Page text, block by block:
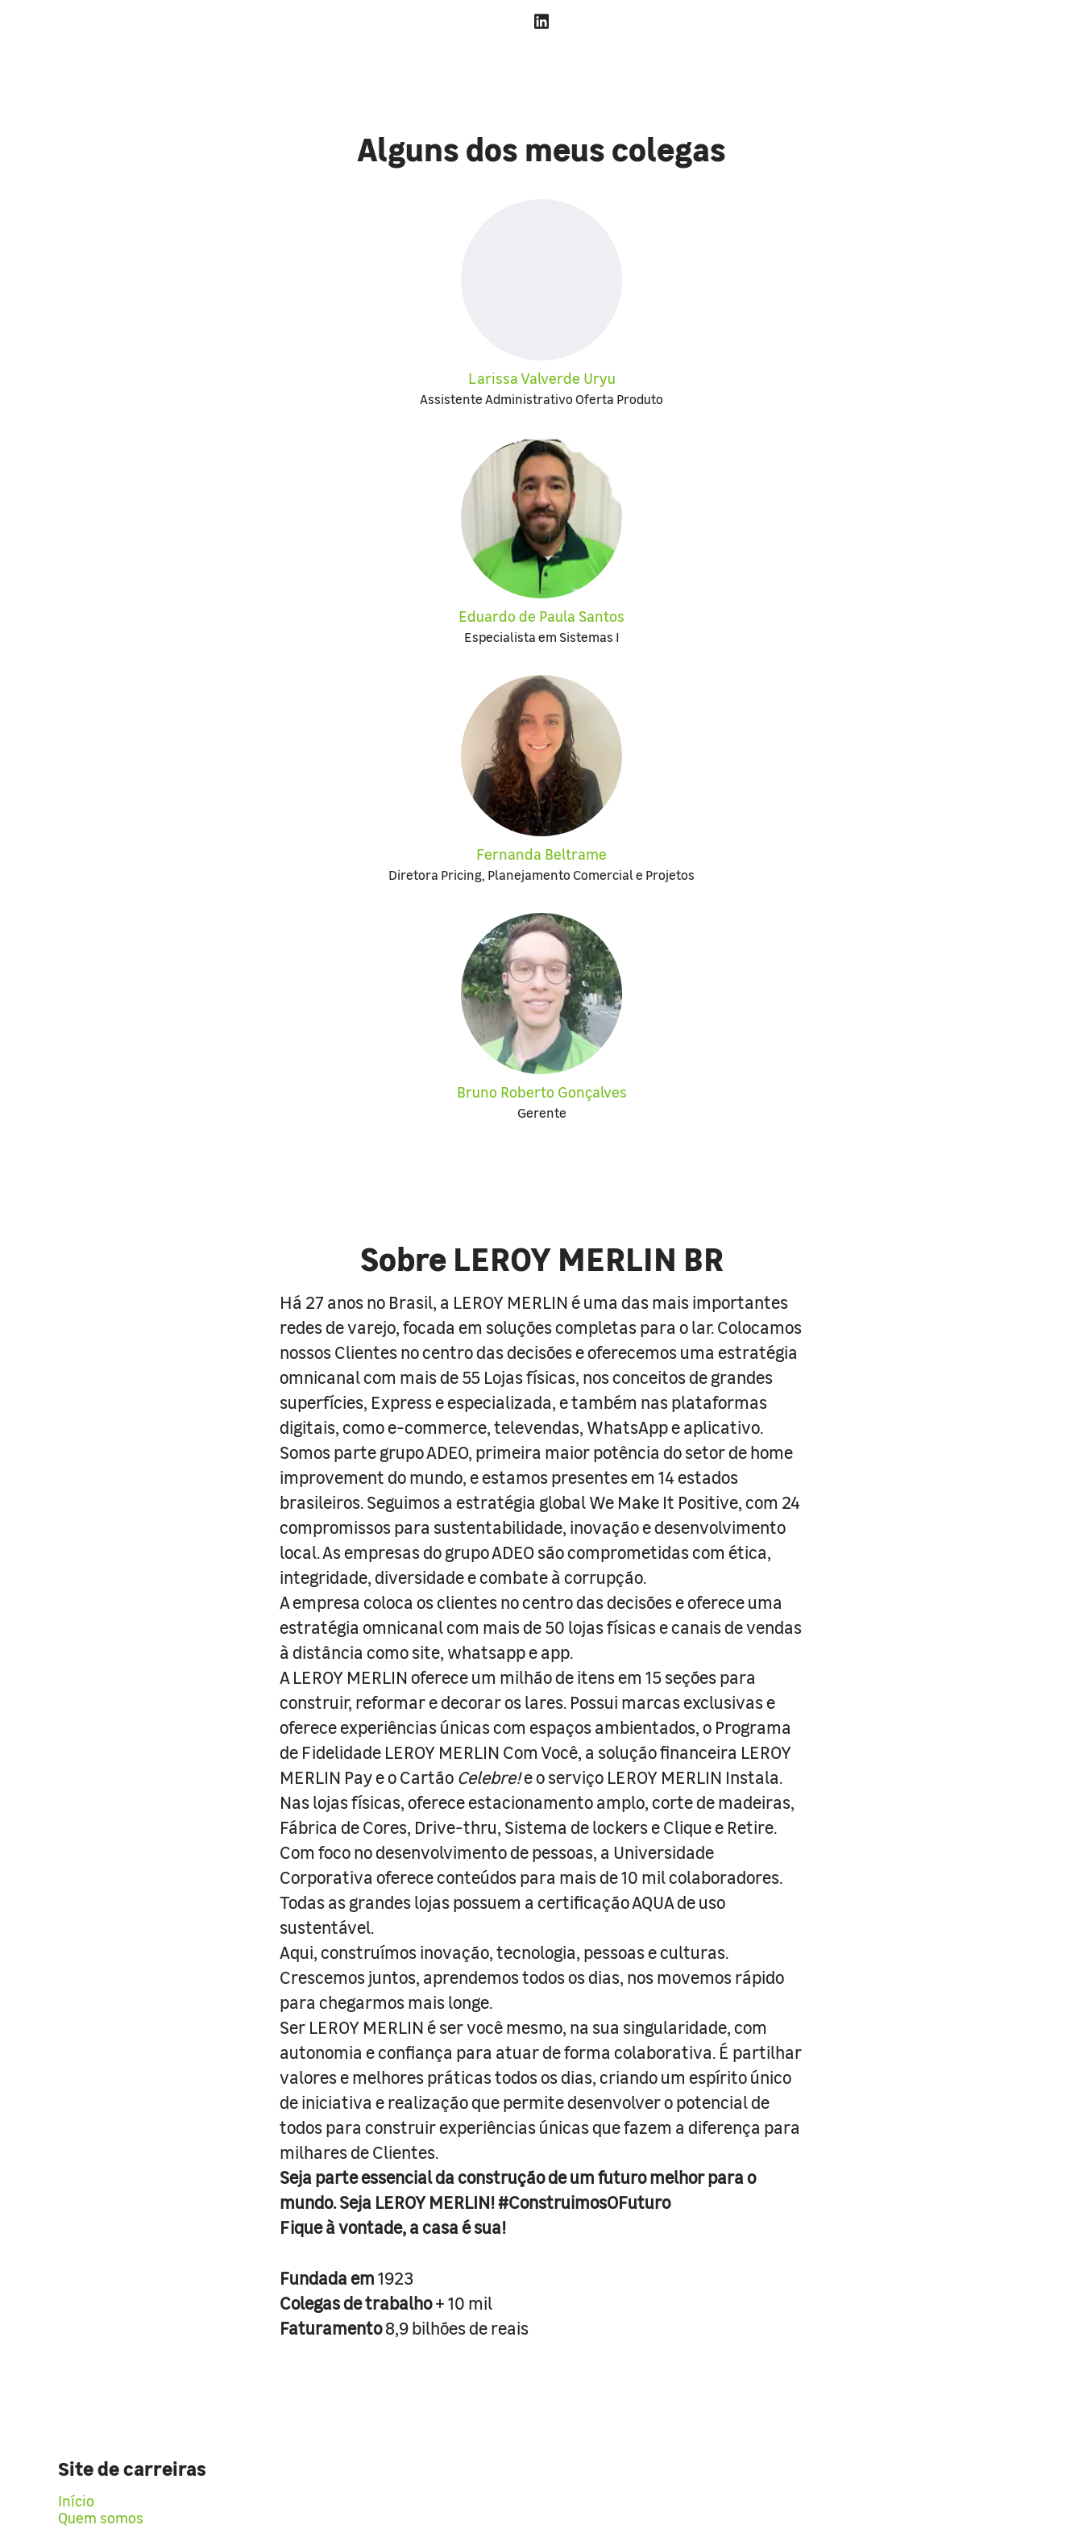
Alguns dos meus colegas
Larissa Valverde Uryu
Assistente Administrativo Oferta Produto
Eduardo de Paula Santos
Especialista em Sistemas I
Fernanda Beltrame
Diretora Pricing, Planejamento Comercial e Projetos
Bruno Roberto Gonçalves
Gerente
Sobre LEROY MERLIN BR
Há 27 anos no Brasil, a LEROY MERLIN é uma das mais importantes
redes de varejo, focada em soluções completas para o lar. Colocamos
nossos Clientes no centro das decisões e oferecemos uma estratégia
omnicanal com mais de 55 Lojas físicas, nos conceitos de grandes
superfícies, Express e especializada, e também nas plataformas
digitais, como e-commerce, televendas, WhatsApp e aplicativo.
Somos parte grupo ADEO, primeira maior potência do setor de home
improvement do mundo, e estamos presentes em 14 estados
brasileiros. Seguimos a estratégia global We Make It Positive, com 24
compromissos para sustentabilidade, inovação e desenvolvimento
local. As empresas do grupo ADEO são comprometidas com ética,
integridade, diversidade e combate à corrupção.
A empresa coloca os clientes no centro das decisões e oferece uma
estratégia omnicanal com mais de 50 lojas físicas e canais de vendas
à distância como site, whatsapp e app.
A LEROY MERLIN oferece um milhão de itens em 15 seções para
construir, reformar e decorar os lares. Possui marcas exclusivas e
oferece experiências únicas com espaços ambientados, o Programa
de Fidelidade LEROY MERLIN Com Você, a solução financeira LEROY
MERLIN Pay e o Cartão Celebre!e o serviço LEROY MERLIN Instala.
Nas lojas físicas, oferece estacionamento amplo, corte de madeiras,
Fábrica de Cores, Drive-thru, Sistema de lockers e Clique e Retire.
Com foco no desenvolvimento de pessoas, a Universidade
Corporativa oferece conteúdos para mais de 10 mil colaboradores.
Todas as grandes lojas possuem a certificação AQUA de uso
sustentável.
Aqui, construímos inovação, tecnologia, pessoas e culturas.
Crescemos juntos, aprendemos todos os dias, nos movemos rápido
para chegarmos mais longe.
Ser LEROY MERLIN é ser você mesmo, na sua singularidade, com
autonomia e confiança para atuar de forma colaborativa. É partilhar
valores e melhores práticas todos os dias, criando um espírito único
de iniciativa e realização que permite desenvolver o potencial de
todos para construir experiências únicas que fazem a diferença para
milhares de Clientes.
Seja parte essencial da construção de um futuro melhor para o
mundo. Seja LEROY MERLIN! #ConstruimosOFuturo
Fique à vontade, a casa é sua!
Fundada em1923
Colegas de trabalho+ 10 mil
Faturamento8,9 bilhões de reais
Site de carreiras
Início
Quem somos